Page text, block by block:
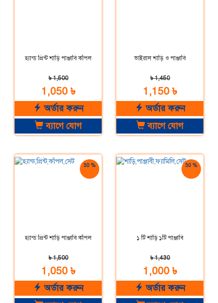
হ্যান্ড প্রিন্ট শাড়ি পাঞ্জাবি কাঁপল
৳ 1,500
1,050 ৳
অর্ডার করুন
ব্যাগে যোগ
ভাইরাল শাড়ি ও পাঞ্জাবি
৳ 1,450
1,150 ৳
অর্ডার করুন
ব্যাগে যোগ
30 %
হ্যান্ড প্রিন্ট শাড়ি পাঞ্জাবি কাঁপল
৳ 1,500
1,050 ৳
অর্ডার করুন
30 %
১ টি শাড়ি ১টি পাঞ্জাবি
৳ 1,430
1,000 ৳
অর্ডার করুন